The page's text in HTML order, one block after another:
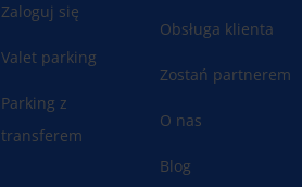
Zaloguj się
Valet parking
Parking z
transferem
Obsługa klienta
Zostań partnerem
O nas
Blog